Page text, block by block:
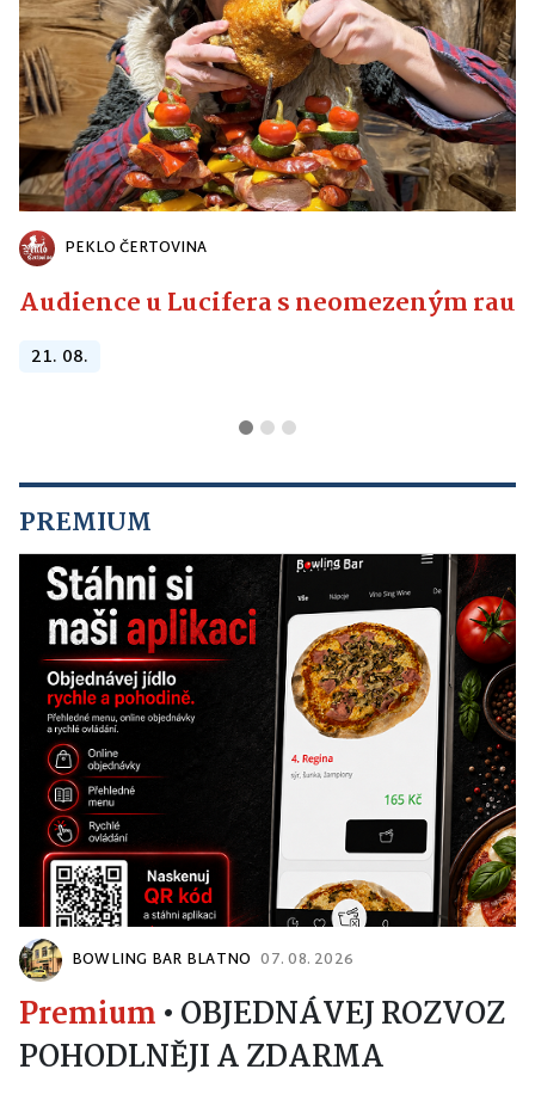
PEKLO ČERTOVINA
Audience u Lucifera s neomezeným
21. 08.
PREMIUM
BOWLING BAR BLATNO 07. 08. 2026
Premium • OBJEDNÁVEJ ROZVOZ
POHODLNĚJI A ZDARMA